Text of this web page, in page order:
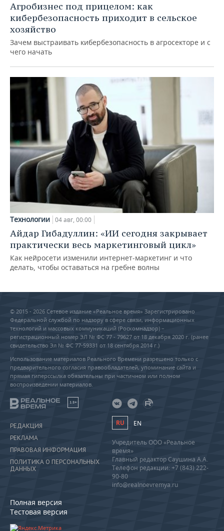
Агробизнес под прицелом: как
кибербезопасность приходит в сельское
хозяйство
Зачем выстраивать кибербезопасность в агросекторе и с
чего начать
Технологии 04 авг, 00:00
Айдар Гибадуллин: «ИИ сегодня закрывает
практически весь маркетинговый цикл»
Как нейросети изменили интернет-маркетинг и что
делать, чтобы оставаться на гребне волны
© 2015 - 2026 Сетевое издание «Реальное время» Зарегистрировано
Федеральной службой по надзору в сфере связи, информационных
технологий и массовых коммуникаций (Роскомнадзор) –
регистрационный номер ЭЛ № ФС 77 - 79627 от 18 декабря 2020 г. (ранее
свидетельство Эл № ФС 77-59331 от 18 сентября 2014 г.)
Использование материалов Реального Времени разрешено только с
предварительного согласия правообладателей, упоминание сайта и
прямая гиперссылка обязательны при частичном или полном
воспроизведении материалов.
18+
РЕДАКЦИЯ
РЕКЛАМА
ПРАВОВАЯ ИНФОРМАЦИЯ
ПОЛИТИКА О ПЕРСОНАЛЬНЫХ
ДАННЫХ
Полная версия
Тестовая версия
RU EN
Учредитель ООО «Реальное
время»
Главный редактор Саушина А.А.
Телефон редакции: +7 (843) 222-
90-80
info@realnoevremya.ru